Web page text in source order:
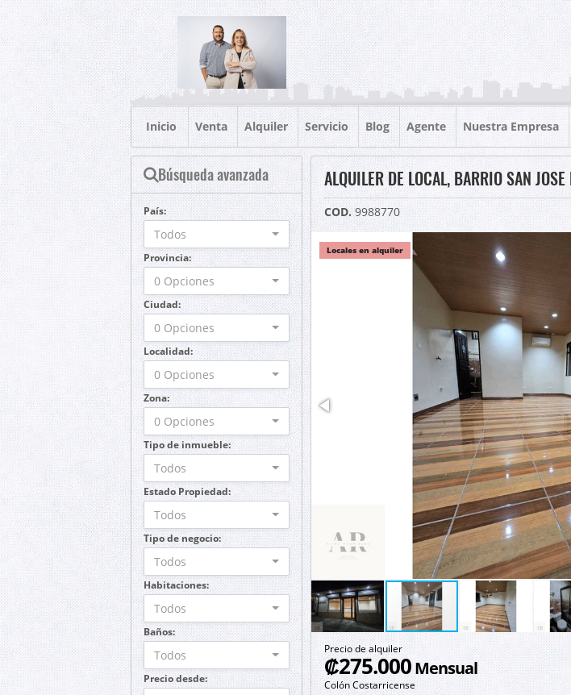
Inicio Venta Alquiler Servicio Blog Agente Nuestra Empresa
Búsqueda avanzada
País:
Todos
Provincia:
0 Opciones
Ciudad:
0 Opciones
Localidad:
0 Opciones
Zona:
0 Opciones
Tipo de inmueble:
Todos
Estado Propiedad:
Todos
Tipo de negocio:
Todos
Habitaciones:
Todos
Baños:
Todos
Precio desde:
ALQUILER DE LOCAL, BARRIO SAN JOSE
COD.9988770
Locales en alquiler
Precio de alquiler
₡275.000Mensual
Colón Costarricense